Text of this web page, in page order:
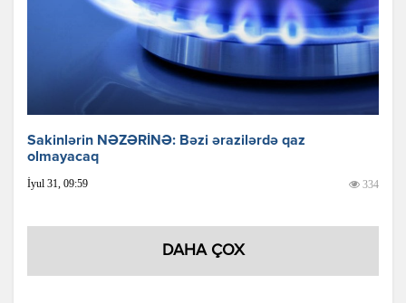
Sakinlərin NƏZƏRİNƏ: Bəzi ərazilərdə qaz
olmayacaq
İyul 31, 09:59 334
DAHA ÇOX